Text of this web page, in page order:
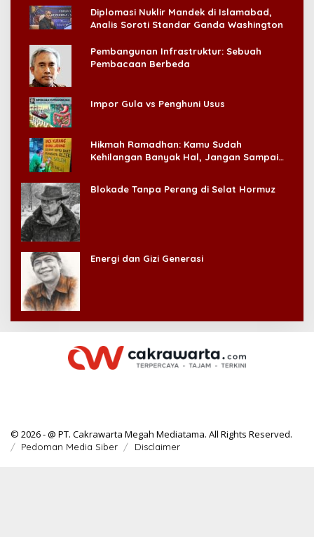
Diplomasi Nuklir Mandek di Islamabad,
Analis Soroti Standar Ganda Washington
Pembangunan Infrastruktur: Sebuah
Pembacaan Berbeda
Impor Gula vs Penghuni Usus
Hikmah Ramadhan: Kamu Sudah
Kehilangan Banyak Hal, Jangan Sampai
Blokade Tanpa Perang di Selat Hormuz
Energi dan Gizi Generasi
© 2026 - @ PT. Cakrawarta Megah Mediatama. All Rights Reserved.
Pedoman Media Siber Disclaimer